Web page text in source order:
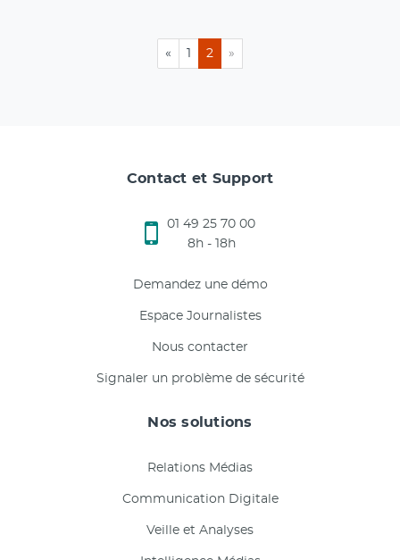
« 1 2 »
Contact et Support
01 49 25 70 00
8h - 18h
Demandez une démo
Espace Journalistes
Nous contacter
Signaler un problème de sécurité
Nos solutions
Relations Médias
Communication Digitale
Veille et Analyses